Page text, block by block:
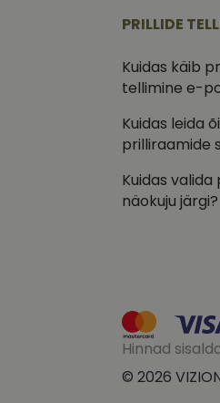
PRILLIDE
Kuidas käib
tellimine e-
Kuidas leida
prilliraamide
Kuidas valida
näokuju järgi?
Hinnad
© 2026